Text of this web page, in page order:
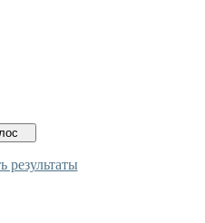
результаты